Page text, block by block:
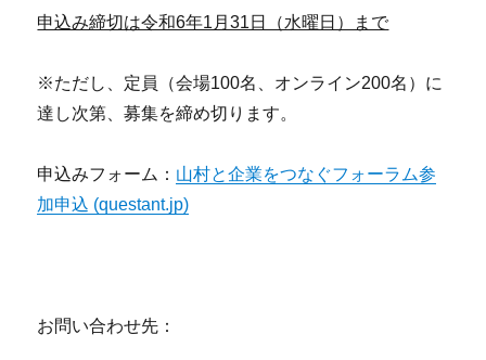
申込み締切は令和6年1月31日（水曜日）まで
※ただし、定員（会場100名、オンライン200名）に
達し次第、募集を締め切ります。
申込みフォーム： 山村と企業をつなぐフォーラム参
加申込 (questant.jp)
お問い合わせ先：